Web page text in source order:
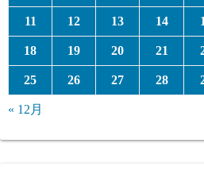
11 12 13 14
18 19 20 21
25 26 27 28
« 12月